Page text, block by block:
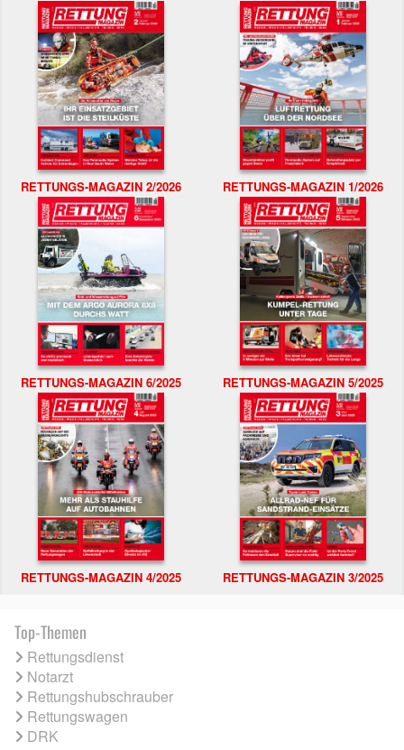
RETTUNGS-MAGAZIN 2/2026 RETTUNGS-MAGAZIN 1/2026
RETTUNGS-MAGAZIN 6/2025 RETTUNGS-MAGAZIN 5/2025
RETTUNGS-MAGAZIN 4/2025 RETTUNGS-MAGAZIN 3/2025
Top-Themen
Rettungsdienst
Notarzt
Rettungshubschrauber
Rettungswagen
DRK